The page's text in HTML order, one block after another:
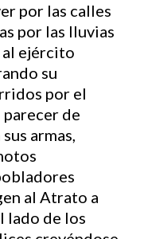
por las calles
por las lluvias
ejército
su
por el
de
armas,
al Atrato a
lado de los